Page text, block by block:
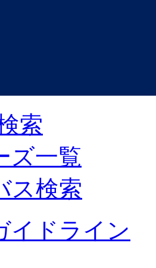
索
ズ一覧
ス検索
イドライン